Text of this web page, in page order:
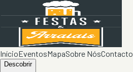
InícioEventosMapaSobre NósContacto
Descobrir